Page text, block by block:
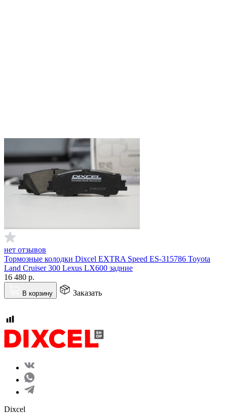
нет отзывов
Тормозные колодки Dixcel EXTRA Speed ES-315786 Toyota
Land Cruiser 300 Lexus LX600 задние
16 480 р.
В корзину Заказать
Dixcel